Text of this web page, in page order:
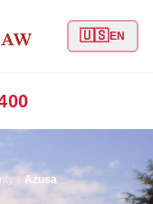
🇺🇸EN
Azusa